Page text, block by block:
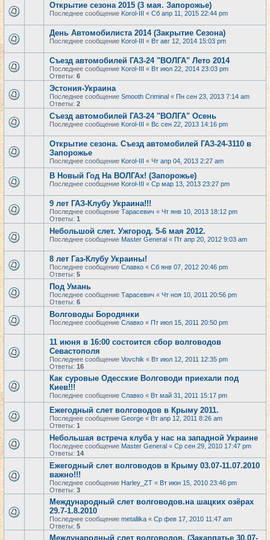
Открытие сезона 2015 (3 мая. Запорожье)
Последнее сообщение Korol-III « Сб апр 11, 2015 22:44 pm
День Автомобилиста 2014 (Закрытие Сезона)
Последнее сообщение Korol-III « Вт авг 12, 2014 15:03 pm
Съезд автомобилей ГАЗ-24 "ВОЛГА" Лето 2014
Последнее сообщение Korol-III « Вт июл 22, 2014 23:03 pm
Ответы: 6
Эстония-Украина
Последнее сообщение Smooth Criminal « Пн сен 23, 2013 7:14 am
Ответы: 2
Съезд автомобилей ГАЗ-24 "ВОЛГА" Осень
Последнее сообщение Korol-III « Вс сен 22, 2013 14:16 pm
Открытие сезона. Съезд автомобилей ГАЗ-24-3110 в
Запорожье
Последнее сообщение Korol-III « Чт апр 04, 2013 2:27 am
В Новый Год На ВОЛГАх! (Запорожье)
Последнее сообщение Korol-III « Ср мар 13, 2013 23:27 pm
9 лет ГАЗ-Клубу Украина!!!
Последнее сообщение Тарасевич « Чт янв 10, 2013 18:12 pm
Ответы: 1
Небольшой слет. Ужгород. 5-6 мая 2012.
Последнее сообщение Master General « Пт апр 20, 2012 9:03 am
8 лет Газ-Клубу Украины!
Последнее сообщение Славко « Сб янв 07, 2012 20:46 pm
Ответы: 5
Под Умань
Последнее сообщение Тарасевич « Чт ноя 10, 2011 20:56 pm
Ответы: 6
Волговоды Бородянки
Последнее сообщение Славко « Пт июл 15, 2011 20:50 pm
11 июня в 16:00 состоится сбор волговодов
Севастополя
Последнее сообщение Vovchik « Вт июл 12, 2011 12:35 pm
Ответы: 16
Как суровые Одесские Волговоди приехали под
Киев!!!
Последнее сообщение Славко « Вт май 31, 2011 15:17 pm
Ежегодный слет волговодов в Крыму 2011.
Последнее сообщение George « Вт апр 12, 2011 8:26 am
Ответы: 1
Небольшая встреча клуба у нас на западной Украине
Последнее сообщение Master General « Ср сен 29, 2010 17:47 pm
Ответы: 14
Ежегодный слет волговодов в Крыму 03.07-11.07.2010
важно!!!
Последнее сообщение Harley_ZT « Вт июн 15, 2010 23:46 pm
Ответы: 3
Международный слет волговодов.на шацких озёрах
29.7-1.8.2010
Последнее сообщение metallika « Ср фев 17, 2010 11:47 am
Ответы: 5
Международный слет волговодов. (Закарпатье 30.07-